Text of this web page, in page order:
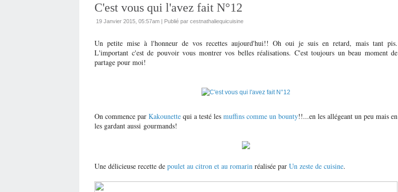
C'est vous qui l'avez fait N°12
19 Janvier 2015, 05:57am | Publié par cestnathaliequicuisine
Un petite mise à l'honneur de vos recettes aujourd'hui!! Oh oui je suis en retard, mais tant pis.
L'important c'est de pouvoir vous montrer vos belles réalisations. C'est toujours un beau moment de
partage pour moi!
On commence par Kakounette qui a testé les muffins comme un bounty!!...en les allégeant un peu mais en
les gardant aussi gourmands!
Une délicieuse recette de poulet au citron et au romarin réalisée par Un zeste de cuisine.